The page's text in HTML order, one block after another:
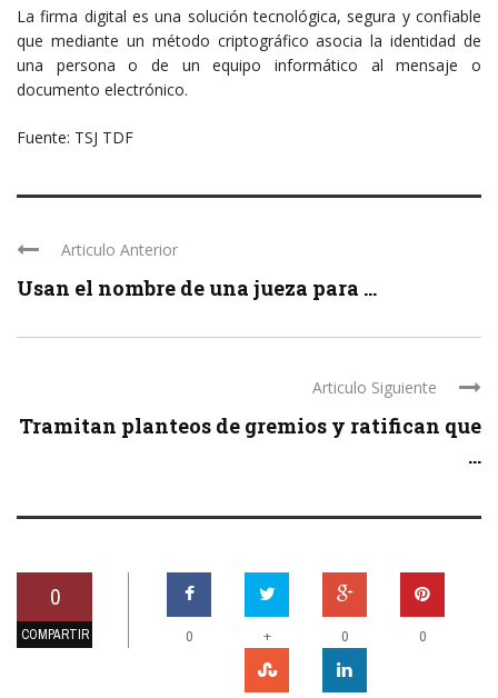
La firma digital es una solución tecnológica, segura y confiable
que mediante un método criptográfico asocia la identidad de
una persona o de un equipo informático al mensaje o
documento electrónico.
Fuente: TSJ TDF
Articulo Anterior
Usan el nombre de una jueza para ...
Articulo Siguiente
Tramitan planteos de gremios y ratifican que
...
0
COMPARTIR 0 + 0 0